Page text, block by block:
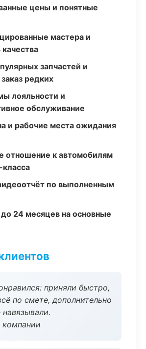
цены и понятные
мастера и
запчастей и
редких
лояльности и
обслуживание
и рабочие места ожидания
отношение к автомобилям
по выполненным
до 24 месяцев на основные
приняли быстро,
по смете, дополнительно
навязывали.